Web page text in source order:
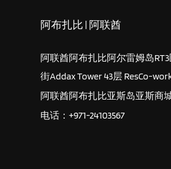
阿布扎比 | 阿联酋
阿联酋阿布扎比阿尔雷姆岛
街Addax Tower 43层 ResCo-
阿联酋阿布扎比亚斯岛亚斯商
电话：+971-24103567